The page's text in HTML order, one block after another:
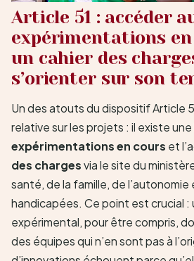
Article 51 : accéder
expérimentations
un cahier des
s’orienter sur son
Un des atouts du dispositif Article
relative sur les projets : il existe
expérimentations en cours et
des chargesvia le site du
santé, de la famille, de
handicapées. Ce point est crucial :
expérimental, pour être compris,
des équipes qui n’en sont pas à